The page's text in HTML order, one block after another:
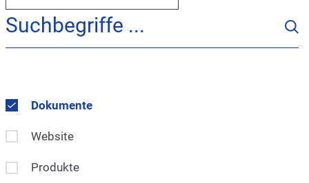
Dokumente
Website
Produkte